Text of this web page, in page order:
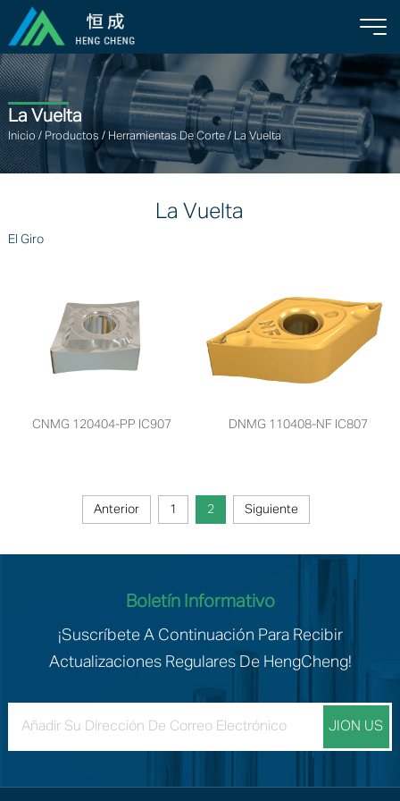
La Vuelta
Inicio/ Productos / Herramientas De Corte/ La Vuelta
La Vuelta
El Giro
CNMG 120404-PP IC907 DNMG 110408-NF IC807
Anterior 1 2 Siguiente
Boletín Informativo
¡Suscríbete A Continuación Para Recibir
Actualizaciones Regulares De HengCheng!